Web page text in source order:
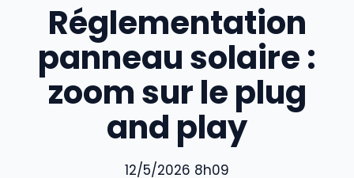
Réglementation
panneau solaire :
zoom sur le plug
and play
12/5/2026 8h09